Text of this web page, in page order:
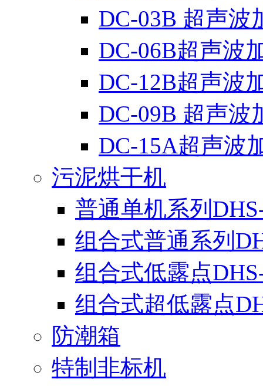
DC-03B 超声波
DC-06B超声波
DC-12B超声波
DC-09B 超声波
DC-15A超声波
污泥烘干机
普通单机系列
组合式普通系列
组合式低露点
组合式超低露点
防潮箱
特制非标机